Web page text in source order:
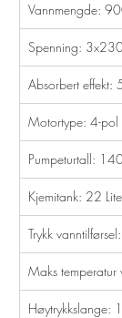
Vannmengde:
Spenning:
Absorbert effekt:
Motortype: 4-pol
Pumpeturtall:
Kjemitank: 22
Trykk
Maks
Høytrykkslange: